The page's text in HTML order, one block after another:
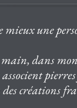
mieux une
main, dans
créations